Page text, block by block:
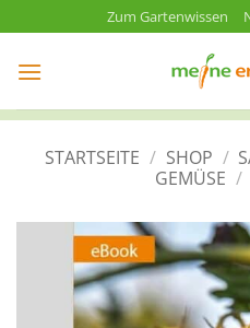
Inhalt
springen
Zum Gartenwissen
STARTSEITE / SHOP /
GEMÜSE /